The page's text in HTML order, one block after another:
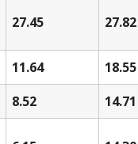
27.45 27.82
11.64
18.55
8.52 14.71